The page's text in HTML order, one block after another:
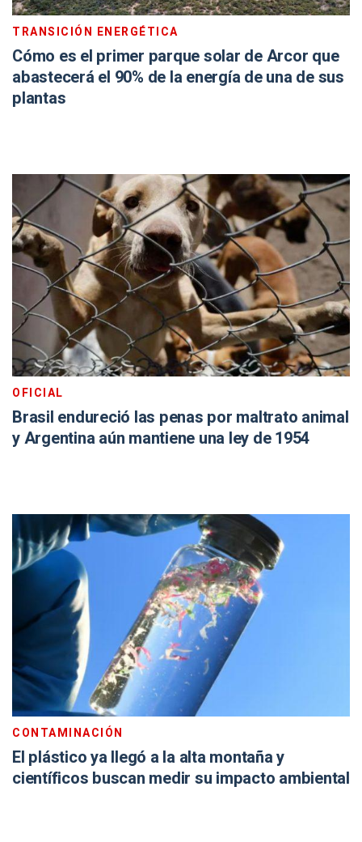
TRANSICIÓN ENERGÉTICA
Cómo es el primer parque solar de Arcor que
abastecerá el 90% de la energía de una de sus
plantas
OFICIAL
Brasil endureció las penas por maltrato animal
y Argentina aún mantiene una ley de 1954
CONTAMINACIÓN
El plástico ya llegó a la alta montaña y
científicos buscan medir su impacto ambiental